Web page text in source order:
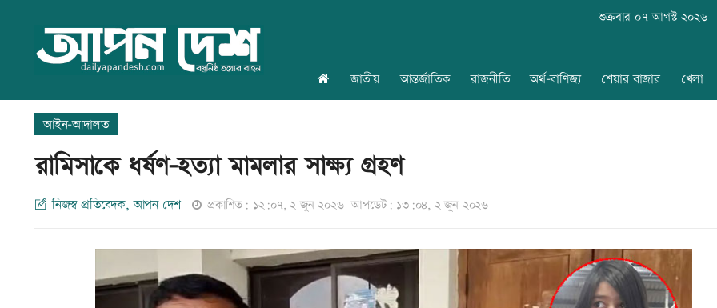
শুক্রবার ০৭ আগস্ট ২০২৬
জাতীয় আন্তর্জাতিক রাজনীতি অর্থ-বাণিজ্য শেয়ার বাজার খেলা
আইন-আদালত
রামিসাকে ধর্ষণ-হত্যা মামলার সাক্ষ্য গ্রহণ
নিজস্ব প্রতিবেদক, আপন দেশ প্রকাশিত: ১২:০৭, ২ জুন ২০২৬ আপডেট: ১৩:০৪, ২ জুন ২০২৬